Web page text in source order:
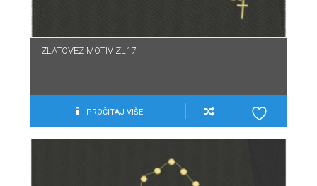
ZLATOVEZ MOTIV ZL17
PROČITAJ VIŠE